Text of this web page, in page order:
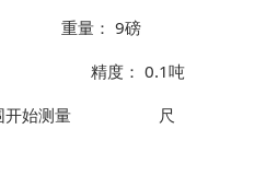
重量： 9磅
量 精度： 0.1吨
范围开始测量 尺